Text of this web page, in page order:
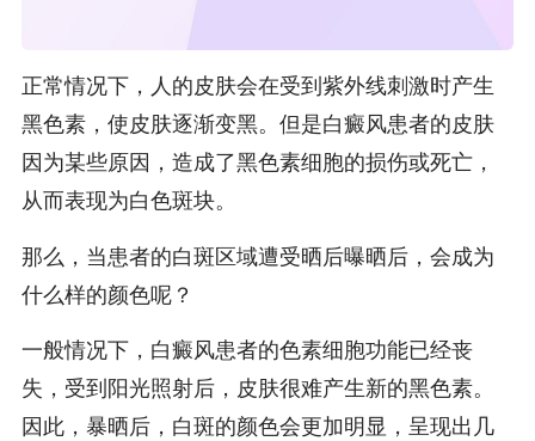
正常情况下，人的皮肤会在受到紫外线刺激时产生
黑色素，使皮肤逐渐变黑。但是白癜风患者的皮肤
因为某些原因，造成了黑色素细胞的损伤或死亡，
从而表现为白色斑块。
那么，当患者的白斑区域遭受晒后曝晒后，会成为
什么样的颜色呢？
一般情况下，白癜风患者的色素细胞功能已经丧
失，受到阳光照射后，皮肤很难产生新的黑色素。
因此，暴晒后，白斑的颜色会更加明显，呈现出几